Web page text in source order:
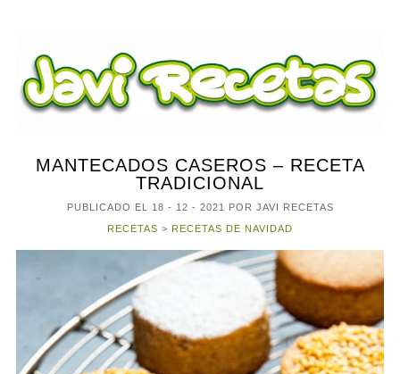
MANTECADOS CASEROS – RECETA
TRADICIONAL
PUBLICADO EL 18 - 12 - 2021 POR JAVI RECETAS
RECETAS > RECETAS DE NAVIDAD